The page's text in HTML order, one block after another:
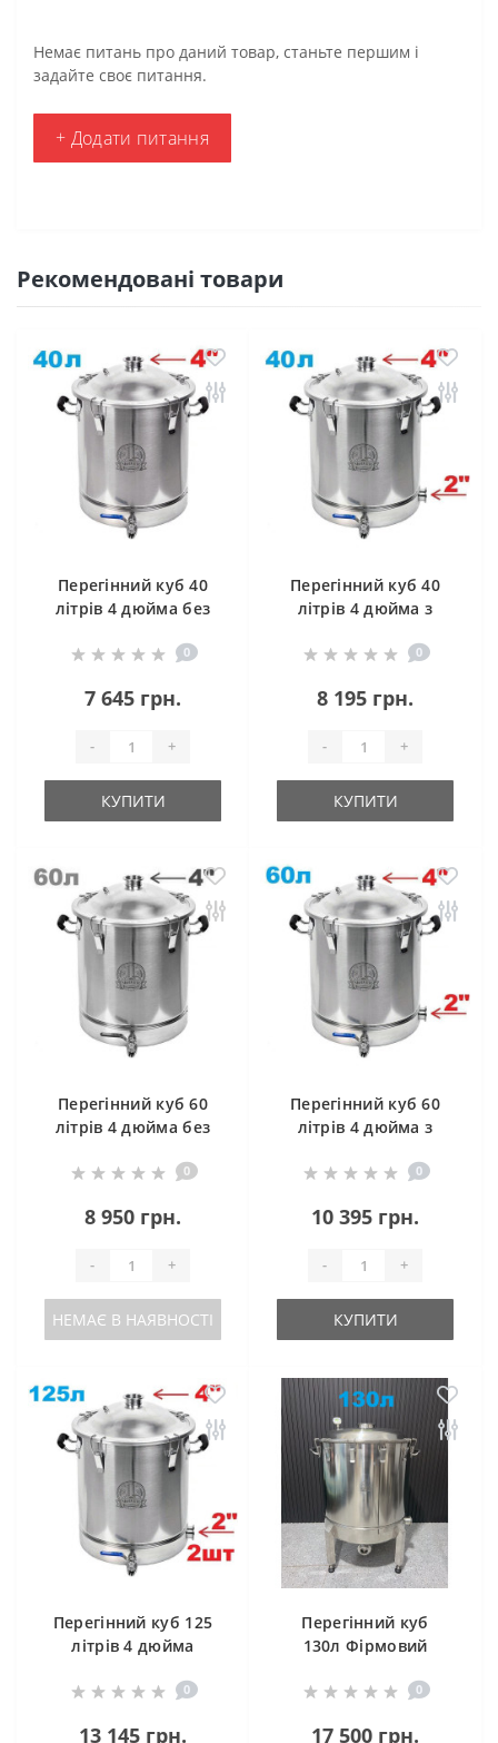
Немає питань про даний товар, станьте першим і
задайте своє питання.
+ Додати питання
Рекомендовані товари
Перегінний куб 40
літрів 4 дюйма без
0
7 645 грн.
- +
КУПИТИ
Перегінний куб 40
літрів 4 дюйма з
0
8 195 грн.
- +
КУПИТИ
Перегінний куб 60
літрів 4 дюйма без
0
8 950 грн.
- +
НЕМАЄ В НАЯВНОСТІ
Перегінний куб 60
літрів 4 дюйма з
0
10 395 грн.
- +
КУПИТИ
Перегінний куб 125
літрів 4 дюйма
0
13 145 грн.
Перегінний куб
130л Фірмовий
0
17 500 грн.